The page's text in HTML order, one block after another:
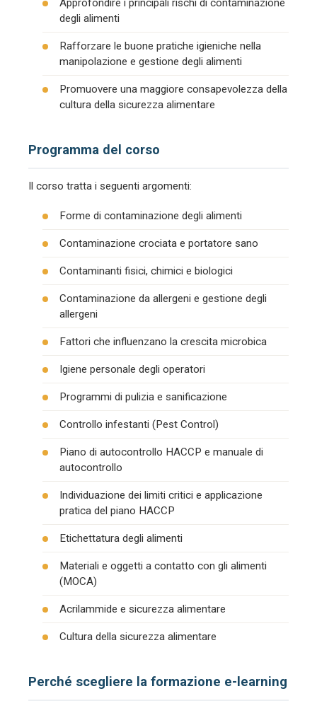
Approfondire i principali rischi di contaminazione
degli alimenti
Rafforzare le buone pratiche igieniche nella
manipolazione e gestione degli alimenti
Promuovere una maggiore consapevolezza della
cultura della sicurezza alimentare
Programma del corso
Il corso tratta i seguenti argomenti:
Forme di contaminazione degli alimenti
Contaminazione crociata e portatore sano
Contaminanti fisici, chimici e biologici
Contaminazione da allergeni e gestione degli
allergeni
Fattori che influenzano la crescita microbica
Igiene personale degli operatori
Programmi di pulizia e sanificazione
Controllo infestanti (Pest Control)
Piano di autocontrollo HACCP e manuale di
autocontrollo
Individuazione dei limiti critici e applicazione
pratica del piano HACCP
Etichettatura degli alimenti
Materiali e oggetti a contatto con gli alimenti
(MOCA)
Acrilammide e sicurezza alimentare
Cultura della sicurezza alimentare
Perché scegliere la formazione e-learning